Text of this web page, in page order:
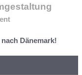
Dänemark!